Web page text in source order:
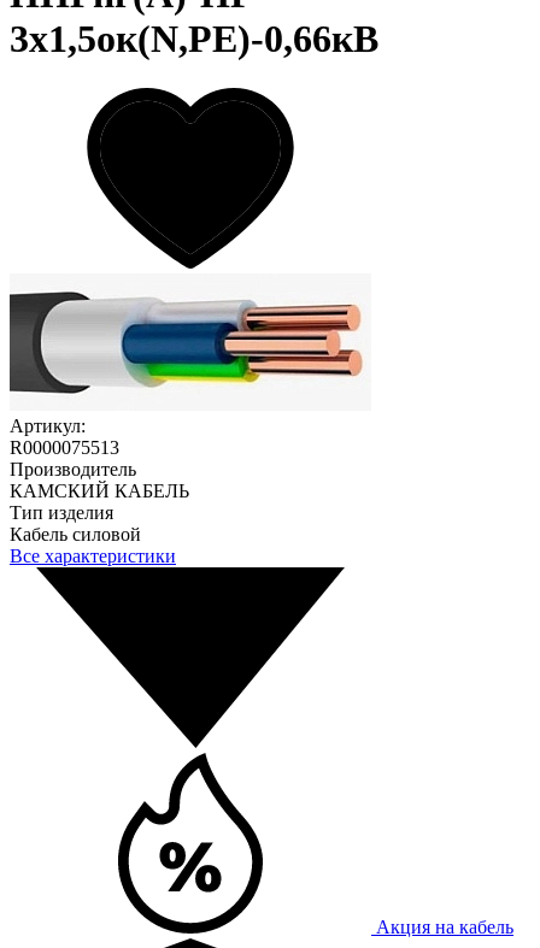
3х1,5ок(N,PE)-0,66кВ
Артикул:
R0000075513
Производитель
КАМСКИЙ КАБЕЛЬ
Тип изделия
Кабель силовой
Все характеристики
Акция на кабель